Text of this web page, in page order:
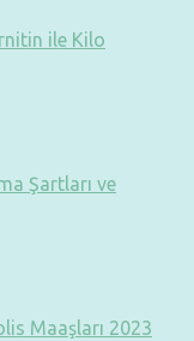
ile Kilo
Şartları ve
Maaşları 2023